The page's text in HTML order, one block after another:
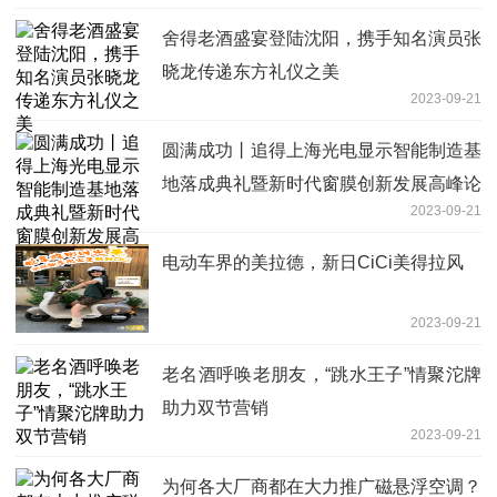
舍得老酒盛宴登陆沈阳，携手知名演员张
晓龙传递东方礼仪之美
2023-09-21
圆满成功丨追得上海光电显示智能制造基
地落成典礼暨新时代窗膜创新发展高峰论
2023-09-21
电动车界的美拉德，新日CiCi美得拉风
2023-09-21
老名酒呼唤老朋友，“跳水王子”情聚沱牌
助力双节营销
2023-09-21
为何各大厂商都在大力推广磁悬浮空调？